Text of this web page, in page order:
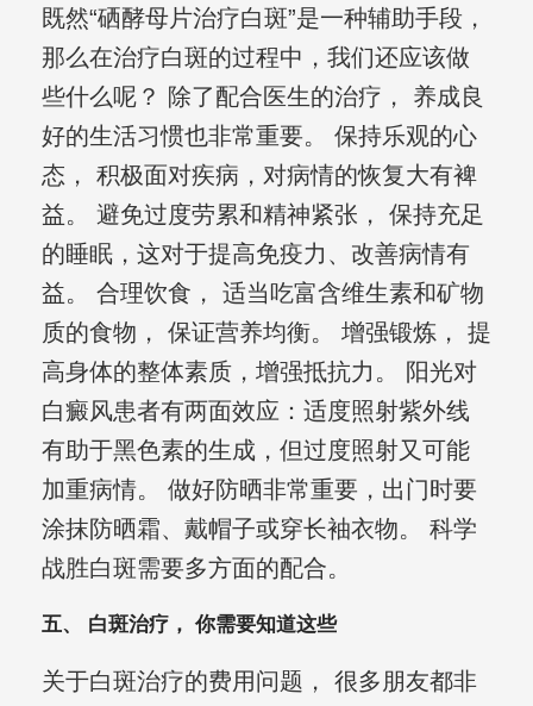
既然“硒酵母片治疗白斑”是一种辅助手段，
那么在治疗白斑的过程中，我们还应该做
些什么呢？ 除了配合医生的治疗， 养成良
好的生活习惯也非常重要。 保持乐观的心
态， 积极面对疾病，对病情的恢复大有裨
益。 避免过度劳累和精神紧张， 保持充足
的睡眠，这对于提高免疫力、改善病情有
益。 合理饮食， 适当吃富含维生素和矿物
质的食物， 保证营养均衡。 增强锻炼， 提
高身体的整体素质，增强抵抗力。 阳光对
白癜风患者有两面效应：适度照射紫外线
有助于黑色素的生成，但过度照射又可能
加重病情。 做好防晒非常重要，出门时要
涂抹防晒霜、戴帽子或穿长袖衣物。 科学
战胜白斑需要多方面的配合。
五、 白斑治疗， 你需要知道这些
关于白斑治疗的费用问题， 很多朋友都非